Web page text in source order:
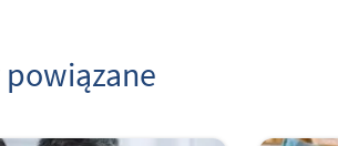
powiązane